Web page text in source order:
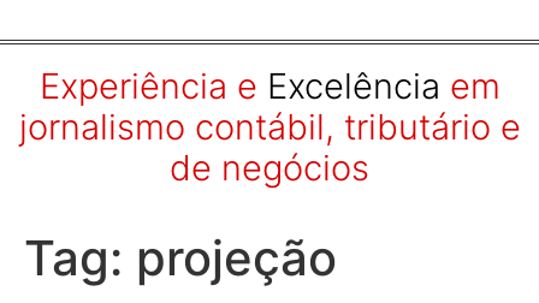
Experiência e Excelência em
jornalismo contábil, tributário e
de negócios
Tag: projeção